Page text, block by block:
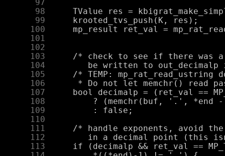
     97
     98
     99
    100
    101
    102
    103
    104
    105
    106
    107
    108
    109
    110
    111
    112
    113